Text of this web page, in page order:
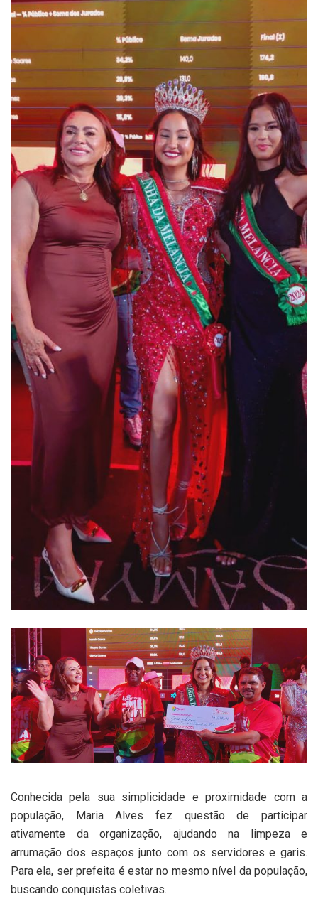
Conhecida pela sua simplicidade e proximidade com a
população, Maria Alves fez questão de participar
ativamente da organização, ajudando na limpeza e
arrumação dos espaços junto com os servidores e garis.
Para ela, ser prefeita é estar no mesmo nível da população,
buscando conquistas coletivas.